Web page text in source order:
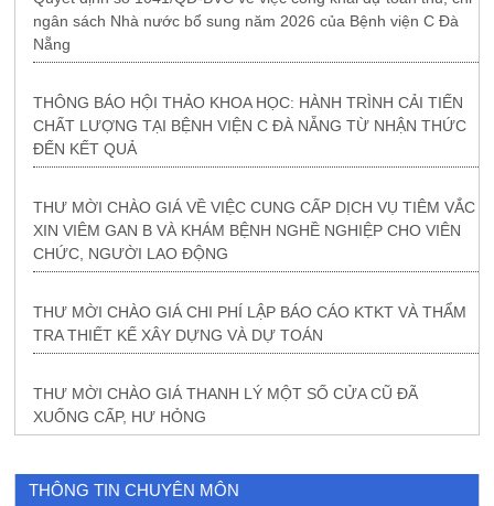
ngân sách Nhà nước bổ sung năm 2026 của Bệnh viện C Đà
Nẵng
THÔNG BÁO HỘI THẢO KHOA HỌC: HÀNH TRÌNH CẢI TIẾN
CHẤT LƯỢNG TẠI BỆNH VIỆN C ĐÀ NẴNG TỪ NHẬN THỨC
ĐẾN KẾT QUẢ
THƯ MỜI CHÀO GIÁ VỀ VIỆC CUNG CẤP DỊCH VỤ TIÊM VẮC
XIN VIÊM GAN B VÀ KHÁM BỆNH NGHỀ NGHIỆP CHO VIÊN
CHỨC, NGƯỜI LAO ĐỘNG
THƯ MỜI CHÀO GIÁ CHI PHÍ LẬP BÁO CÁO KTKT VÀ THẨM
TRA THIẾT KẾ XÂY DỰNG VÀ DỰ TOÁN
THƯ MỜI CHÀO GIÁ THANH LÝ MỘT SỐ CỬA CŨ ĐÃ
XUỐNG CẤP, HƯ HỎNG
THÔNG TIN CHUYÊN MÔN